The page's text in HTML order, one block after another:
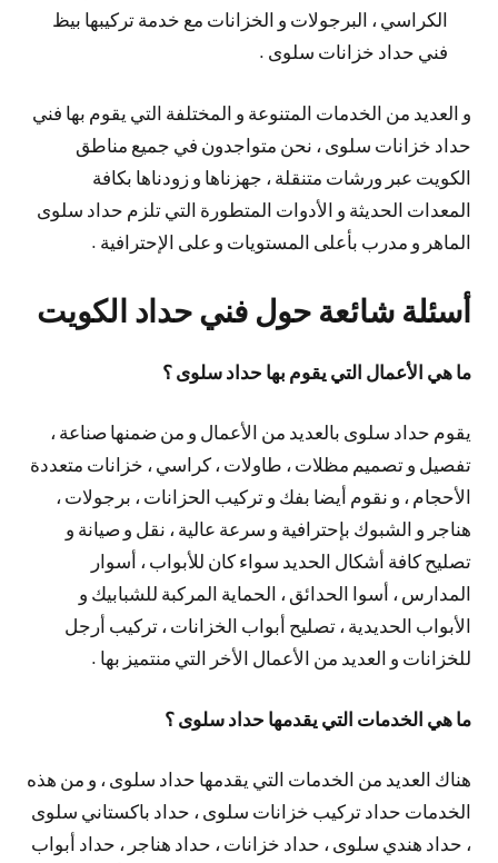
الكراسي ، البرجولات و الخزانات مع خدمة تركيبها بيظ
فني حداد خزانات سلوى .
و العديد من الخدمات المتنوعة و المختلفة التي يقوم بها فني
حداد خزانات سلوى ، نحن متواجدون في جميع مناطق
الكويت عبر ورشات متنقلة ، جهزناها و زودناها بكافة
المعدات الحديثة و الأدوات المتطورة التي تلزم حداد سلوى
الماهر و مدرب بأعلى المستويات و على الإحترافية .
أسئلة شائعة حول فني حداد الكويت
ما هي الأعمال التي يقوم بها حداد سلوى ؟
يقوم حداد سلوى بالعديد من الأعمال و من ضمنها صناعة ،
تفصيل و تصميم مظلات ، طاولات ، كراسي ، خزانات متعددة
الأحجام ، و نقوم أيضا بفك و تركيب الحزانات ، برجولات ،
هناجر و الشبوك بإحترافية و سرعة عالية ، نقل و صيانة و
تصليح كافة أشكال الحديد سواء كان للأبواب ، أسوار
المدارس ، أسوا الحدائق ، الحماية المركبة للشبابيك و
الأبواب الحديدية ، تصليح أبواب الخزانات ، تركيب أرجل
للخزانات و العديد من الأعمال الأخر التي منتميز بها .
ما هي الخدمات التي يقدمها حداد سلوى ؟
هناك العديد من الخدمات التي يقدمها حداد سلوى ، و من هذه
الخدمات حداد تركيب خزانات سلوى ، حداد باكستاني سلوى
، حداد هندي سلوى ، حداد خزانات ، حداد هناجر ، حداد أبواب